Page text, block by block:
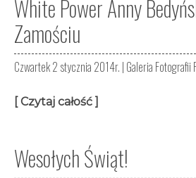
White Power Anny
Zamościu
Czwartek 2 stycznia 2014r. | Galeria Fotografii
[ Czytaj całość ]
Wesołych Świąt!